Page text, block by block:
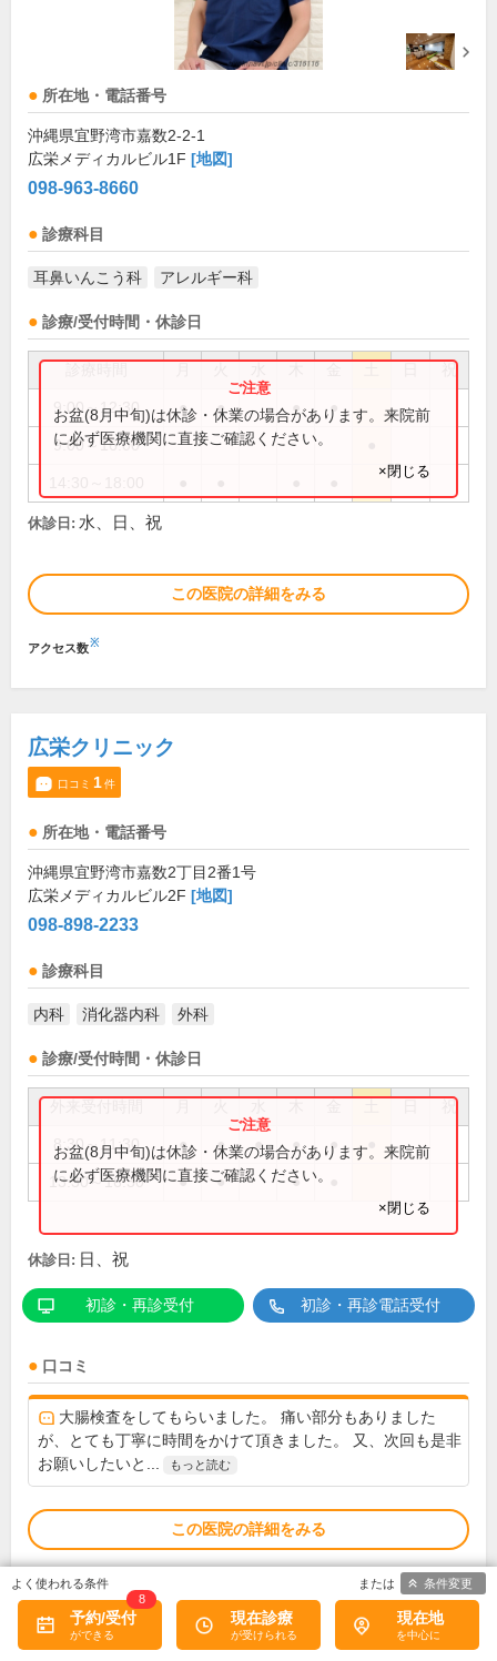
所在地・電話番号
沖縄県宜野湾市嘉数2-2-1
広栄メディカルビル1F [地図]
098-963-8660
診療科目
耳鼻いんこう科 アレルギー科
診療/受付時間・休診日
祝
9:00～12:30 ● ● ● ●
9:00～16:00
お盆(8月中旬)は休診・休業の場合があります。来院前
に必ず医療機関に直接ご確認ください。
×閉じる
休診日: 水、日、祝
この医院の詳細をみる
アクセス数※
広栄クリニック
口コミ 1件
所在地・電話番号
沖縄県宜野湾市嘉数2丁目2番1号
広栄メディカルビル2F [地図]
098-898-2233
診療科目
内科 消化器内科 外科
診療/受付時間・休診日
祝
8:30～11:30 ● ● ● ● ●
13:30～16:30 ● ● ●
お盆(8月中旬)は休診・休業の場合があります。来院前
に必ず医療機関に直接ご確認ください。
×閉じる
休診日: 日、祝
初診・再診受付 初診・再診電話受付
口コミ
大腸検査をしてもらいました。 痛い部分もありました
が、とても丁寧に時間をかけて頂きました。 又、次回も是非
お願いしたいと...
もっと読む
この医院の詳細をみる
アクセス数※
予約/受付
8
現在診療 現在地
条件変更